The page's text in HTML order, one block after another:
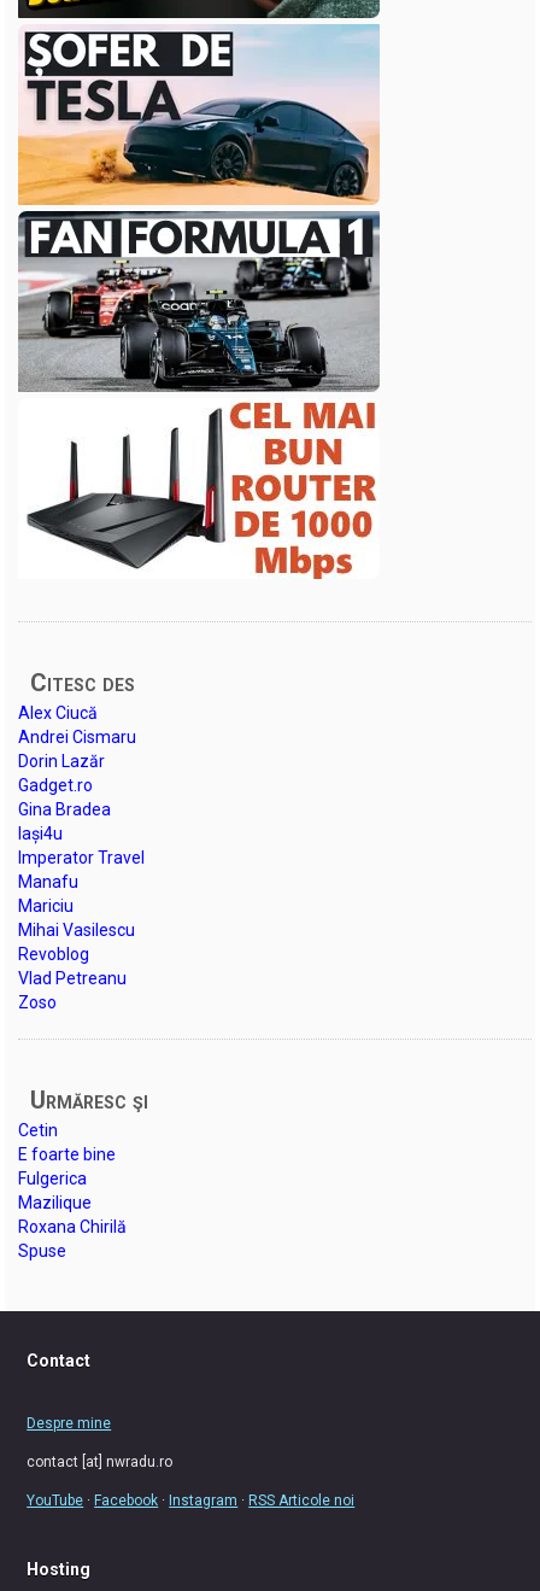
Citesc des
Alex Ciucă
Andrei Cismaru
Dorin Lazăr
Gadget.ro
Gina Bradea
Iași4u
Imperator Travel
Manafu
Mariciu
Mihai Vasilescu
Revoblog
Vlad Petreanu
Zoso
Urmăresc şi
Cetin
E foarte bine
Fulgerica
Mazilique
Roxana Chirilă
Spuse
Contact
Despre mine
contact [at] nwradu.ro
YouTube · Facebook · Instagram · RSS Articole noi
Hosting